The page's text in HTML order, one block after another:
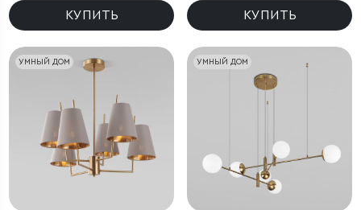
КУПИТЬ КУПИТЬ
УМНЫЙ ДОМ УМНЫЙ ДОМ